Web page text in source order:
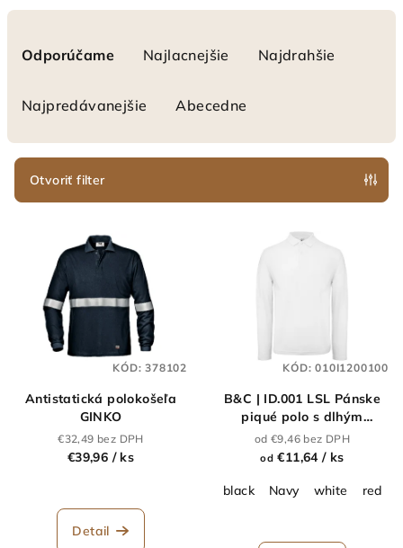
p
Odporúčame Najlacnejšie Najdrahšie
Najpredávanejšie Abecedne
Otvoriť filter
Antistatická polokošeľa
GINKO
€32,49 bez DPH
€39,96 / ks
Detail
KÓD:378102
B&C | ID.001 LSL Pánske
piqué polo s dlhým
rukávom_01.0I12
od €9,46 bez DPH
od €11,64/ ks
black Navy white red
KÓD:010I1200100